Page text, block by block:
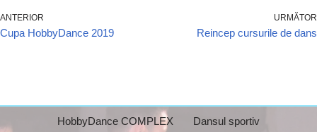
ANTERIOR
Cupa HobbyDance 2019
URMĂTOR
Reincep cursurile de dans
HobbyDance COMPLEX
Dansul sportiv